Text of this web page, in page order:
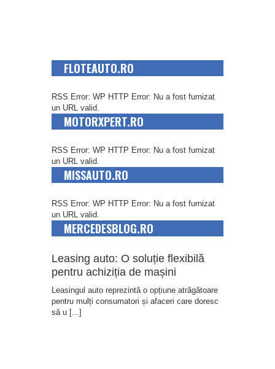
FLOTEAUTO.RO
RSS Error: WP HTTP Error: Nu a fost furnizat
un URL valid.
MOTORXPERT.RO
RSS Error: WP HTTP Error: Nu a fost furnizat
un URL valid.
MISSAUTO.RO
RSS Error: WP HTTP Error: Nu a fost furnizat
un URL valid.
MERCEDESBLOG.RO
Leasing auto: O soluție flexibilă
pentru achiziția de mașini
Leasingul auto reprezintă o opțiune atrăgătoare
pentru mulți consumatori și afaceri care doresc
să u [...]